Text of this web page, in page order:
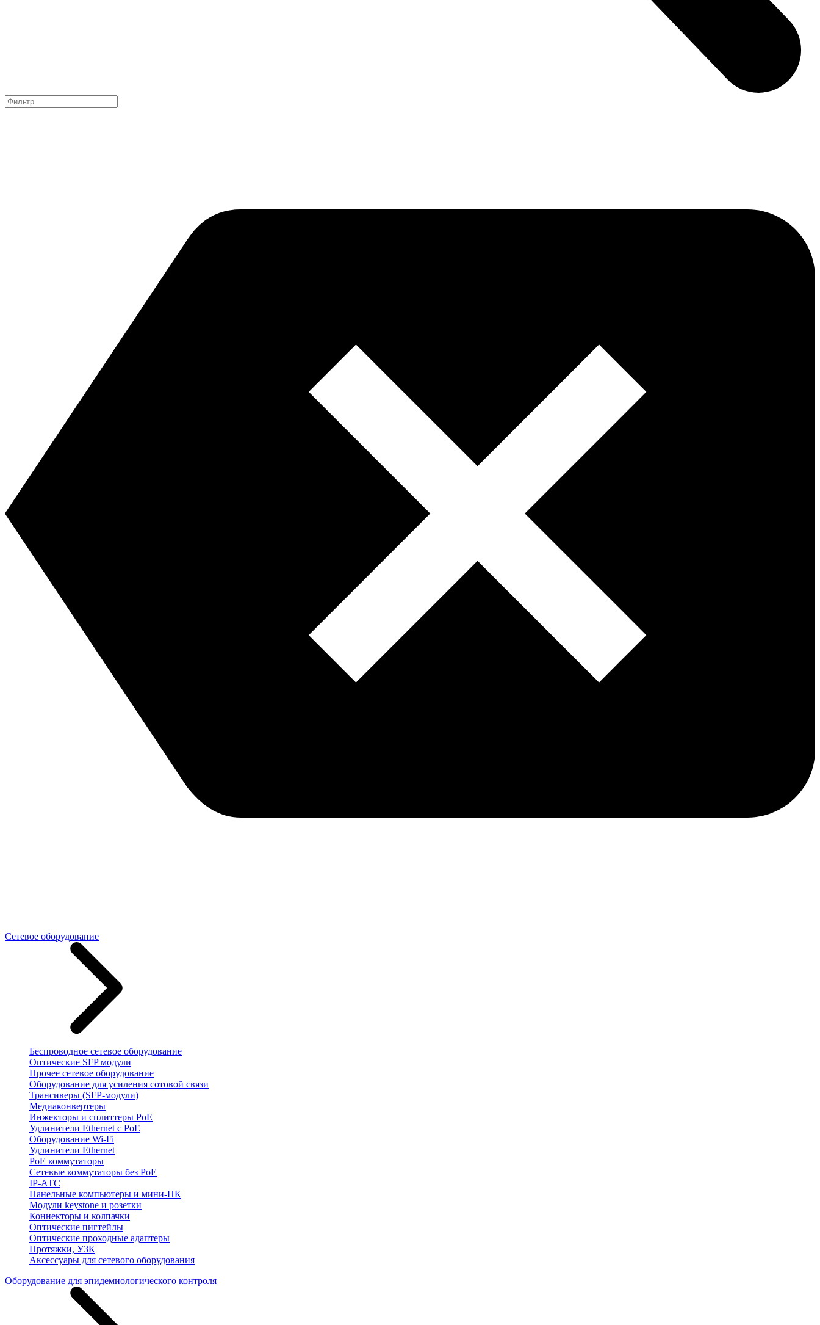
Сетевое оборудование
Беспроводное сетевое оборудование
Оптические SFP модули
Прочее сетевое оборудование
Оборудование для усиления сотовой связи
Трансиверы (SFP-модули)
Медиаконвертеры
Инжекторы и сплиттеры PoE
Удлинители Ethernet с PoE
Оборудование Wi-Fi
Удлинители Ethernet
PoE коммутаторы
Сетевые коммутаторы без PoE
IP-АТС
Панельные компьютеры и мини-ПК
Модули keystone и розетки
Коннекторы и колпачки
Оптические пигтейлы
Оптические проходные адаптеры
Протяжки, УЗК
Аксессуары для сетевого оборудования
Оборудование для эпидемиологического контроля